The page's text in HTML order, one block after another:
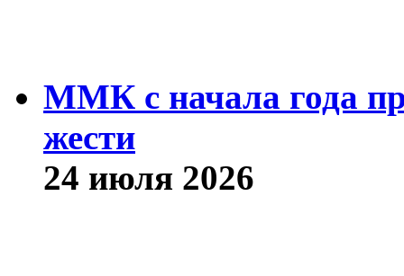
ММК с начала года
жести
24 июля 2026